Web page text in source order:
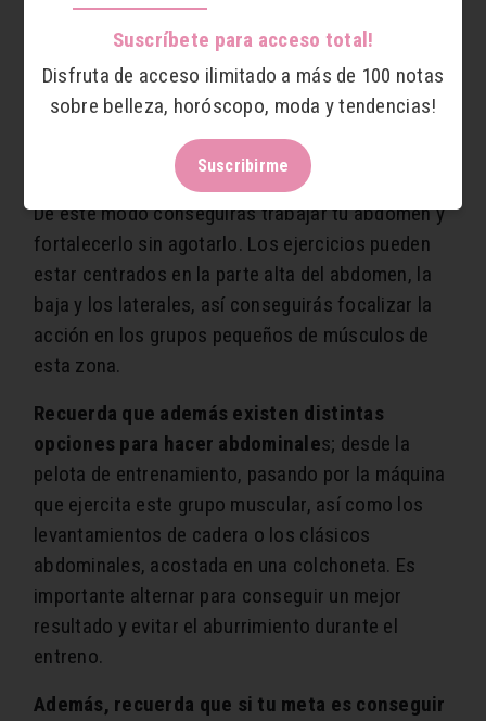
resultados positivos obtendrás.
Lo recomendable es hacer abdominales 2 o 3
veces a la semana pero nunca en días
En cada sesión de abdominales es
ideal realizar al menos 2 o 3 ejercicios diferentes,
con 4 series de 20 repeticiones de cada ejercicio.
De este modo conseguirás trabajar tu abdomen y
fortalecerlo sin agotarlo. Los ejercicios pueden
estar centrados en la parte alta del abdomen, la
baja y los laterales, así conseguirás focalizar la
acción en los grupos pequeños de músculos de
esta zona.
Recuerda que además existen distintas
opciones para hacer abdominales; desde la
pelota de entrenamiento, pasando por la máquina
que ejercita este grupo muscular, así como los
levantamientos de cadera o los clásicos
abdominales, acostada en una colchoneta. Es
importante alternar para conseguir un mejor
resultado y evitar el aburrimiento durante el
entreno.
Además, recuerda que si tu meta es conseguir
Suscríbete para acceso total!
Disfruta de acceso ilimitado a más de 100 notas
sobre belleza, horóscopo, moda y tendencias!
Suscribirme